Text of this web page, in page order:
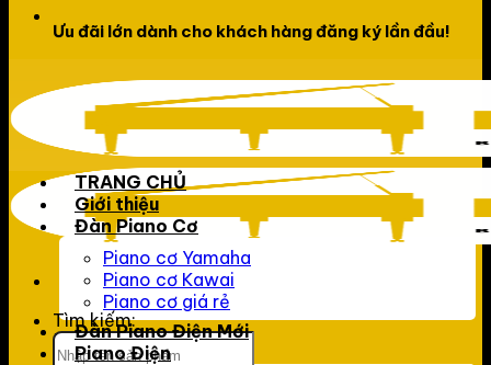
Chào mừng bạn đến với website của LCPiano
Tìm kiếm:
TRANG CHỦ
Giới thiệu
Đàn Piano Cơ
Piano cơ Yamaha
Piano cơ Kawai
Piano cơ giá rẻ
Đàn Piano Điện Mới
Piano Điện